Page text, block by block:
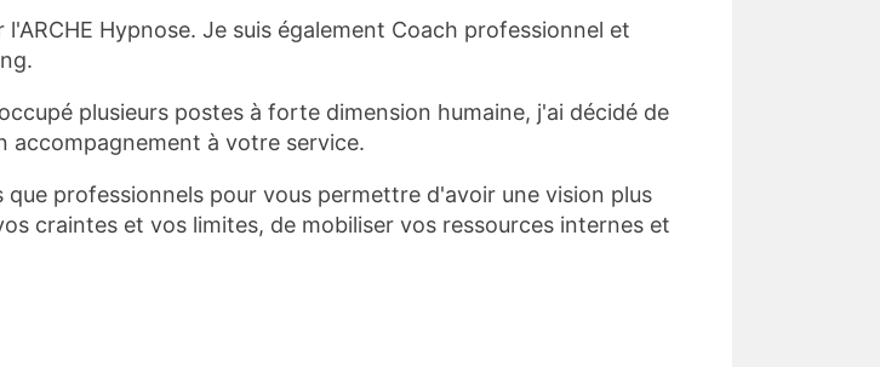
Hypnose. Je suis également Coach professionnel et
plusieurs postes à forte dimension humaine, j'ai décidé de
accompagnement à votre service.
professionnels pour vous permettre d'avoir une vision plus
craintes et vos limites, de mobiliser vos ressources internes et